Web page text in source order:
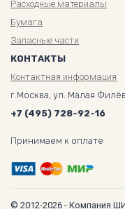
Расходные материалы
Бумага
Запасные части
КОНТАКТЫ
Контактная информация
г.Москва, ул. Малая
+7 (495) 728-92-16
Принимаем к оплате
© 2012-2026 - Компания